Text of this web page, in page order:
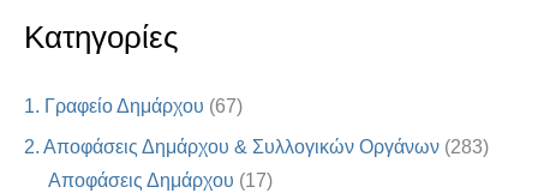
Κατηγορίες
1. Γραφείο Δημάρχου (67)
2. Αποφάσεις Δημάρχου & Συλλογικών Οργάνων (283)
Αποφάσεις Δημάρχου (17)